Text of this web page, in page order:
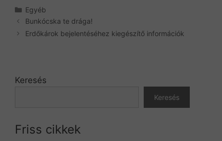
Kategória
Egyéb
Bunkócska te drága!
Erdőkárok bejelentéséhez kiegészítő információk
Keresés
Keresés
Friss cikkek